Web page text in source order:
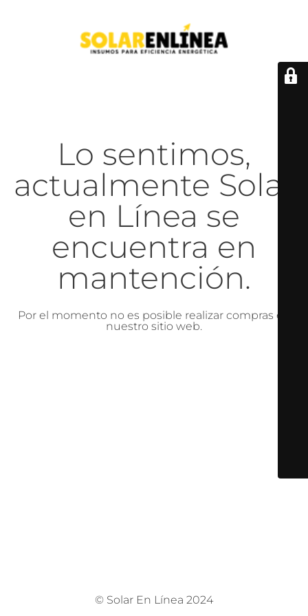
Lo sentimos,
actualmente Solar
en Línea se
encuentra en
mantención.
Por el momento no es posible realizar compras en
nuestro sitio web.
© Solar En Línea 2024